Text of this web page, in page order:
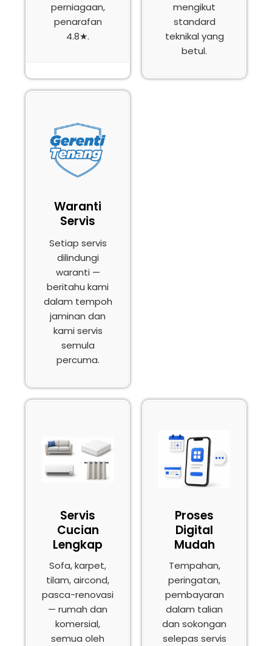
perniagaan,
penarafan
4.8★.
mengikut
standard
teknikal yang
betul.
Waranti
Servis
Setiap servis
dilindungi
waranti —
beritahu kami
dalam tempoh
jaminan dan
kami servis
semula
percuma.
Servis
Cucian
Lengkap
Sofa, karpet,
tilam, aircond,
pasca-renovasi
— rumah dan
komersial,
semua oleh
Proses
Digital
Mudah
Tempahan,
peringatan,
pembayaran
dalam talian
dan sokongan
selepas servis